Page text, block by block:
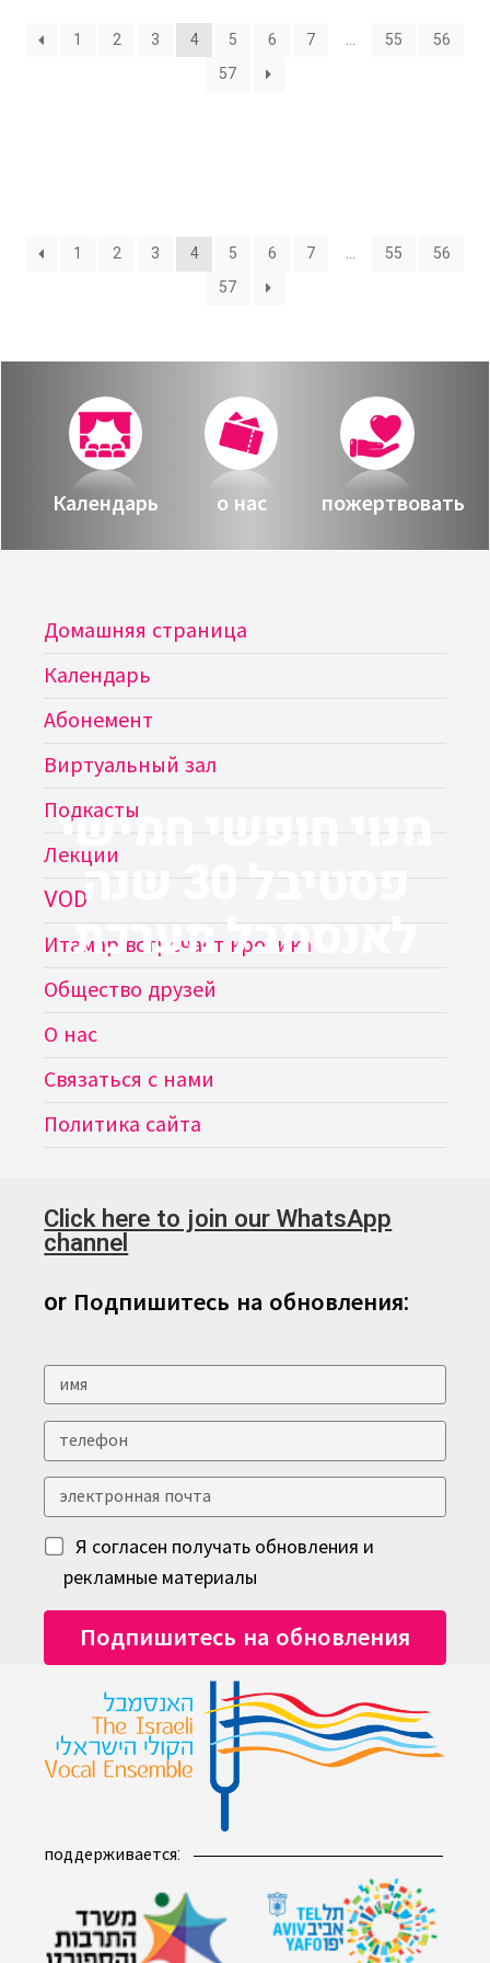
Календарь
Политика сайта
מנוי חופשי חמישי
פסטיבל 30 שנה
לאנסמבל מערכת
1 2 3 4 5 6 7 … 55
56
57
1 2 3 4 5 6 7 … 55
56
57
Календарь о нас пожертвовать
Домашняя страница
Календарь
Абонемент
Виртуальный зал
Подкасты
Лекции
VOD
Итамар встречает кролика
Общество друзей
О нас
Связаться с нами
Политика сайта
Click here to join our WhatsApp
channel
or Подпишитесь на обновления:
Я согласен получать обновления и
рекламные материалы
поддерживается: